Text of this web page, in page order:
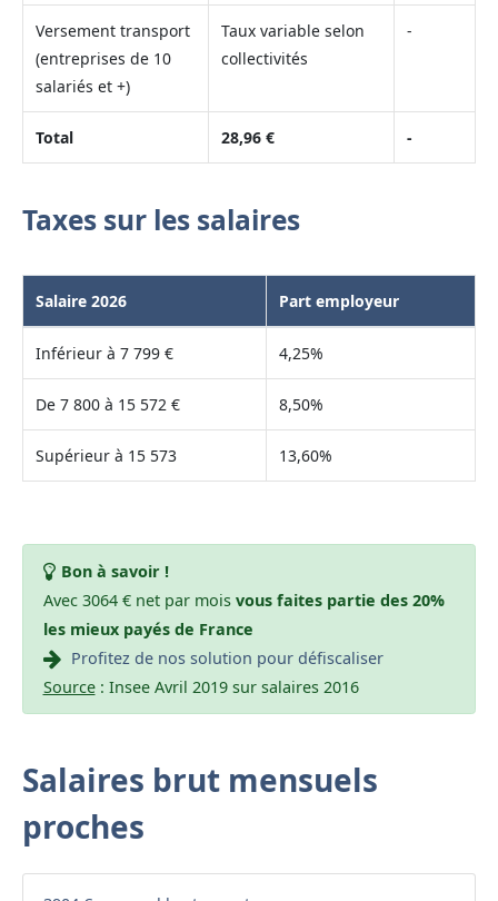
Versement transport
(entreprises de 10
salariés et +)
Taux variable selon
collectivités
-
Total 28,96 € -
Taxes sur les salaires
Salaire 2026 Part employeur
Inférieur à 7 799 € 4,25%
De 7 800 à 15 572 € 8,50%
Supérieur à 15 573 13,60%
Bon à savoir !
Avec 3064 € net par mois vous faites partie des 20%
les mieux payés de France
Profitez de nos solution pour défiscaliser
Source: Insee Avril 2019 sur salaires 2016
Salaires brut mensuels
proches